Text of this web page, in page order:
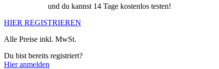
und du kannst 14 Tage kostenlos testen!
HIER REGISTRIEREN
Alle Preise inkl. MwSt.
Du bist bereits registriert?
Hier anmelden